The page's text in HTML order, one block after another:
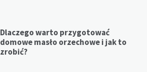
Dlaczego warto przygotować
domowe masło orzechowe i jak to
zrobić?